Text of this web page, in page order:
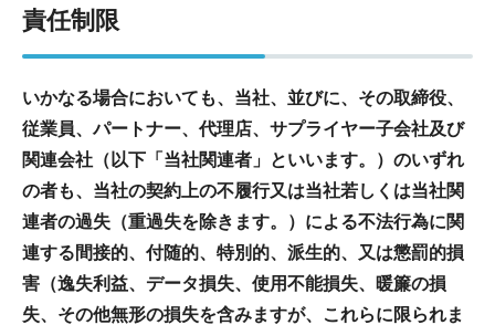
責任制限
いかなる場合においても、当社、並びに、その取締役、
従業員、パートナー、代理店、サプライヤー子会社及び
関連会社（以下「当社関連者」といいます。）のいずれ
の者も、当社の契約上の不履行又は当社若しくは当社関
連者の過失（重過失を除きます。）による不法行為に関
連する間接的、付随的、特別的、派生的、又は懲罰的損
害（逸失利益、データ損失、使用不能損失、暖簾の損
失、その他無形の損失を含みますが、これらに限られま